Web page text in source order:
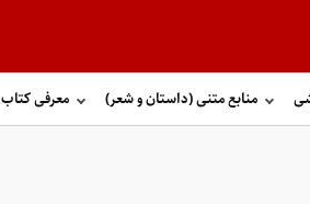
منابع متنی (داستان و شعر) معرفی کتاب